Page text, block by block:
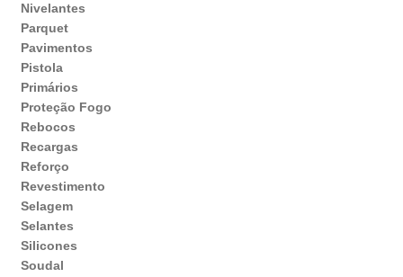
Nivelantes
Parquet
Pavimentos
Pistola
Primários
Proteção Fogo
Rebocos
Recargas
Reforço
Revestimento
Selagem
Selantes
Silicones
Soudal